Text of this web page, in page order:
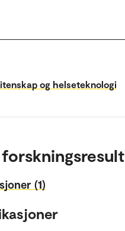
og helseteknologi
(1)